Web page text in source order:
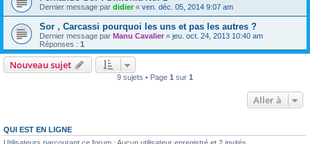
Dernier message par didier« ven. déc. 05, 2014 9:07 am
Sor , Carcassi pourquoi les uns et pas les autres ?
Dernier message par Manu Cavalier « jeu. oct. 24, 2013 10:40 am
Réponses : 1
Nouveau sujet
9 sujets • Page 1 sur 1
Aller à
QUI EST EN LIGNE